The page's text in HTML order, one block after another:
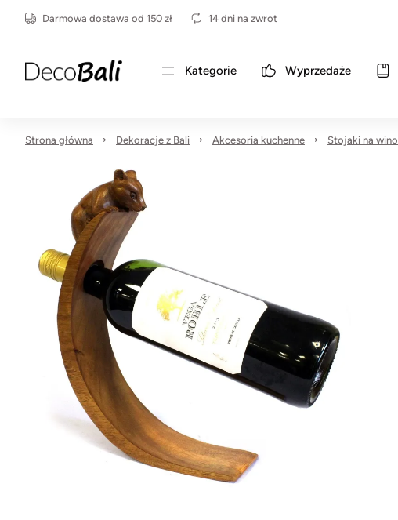
Darmowa dostawa od 150 zł 14 dni na zwrot
Kategorie Wyprzedaże
Strona główna Dekoracje z Bali Akcesoria kuchenne Stojaki na wino